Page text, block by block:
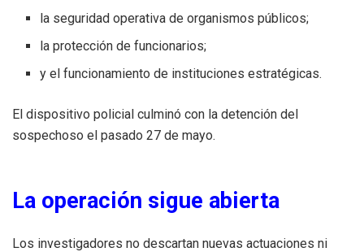
la seguridad operativa de organismos públicos;
la protección de funcionarios;
y el funcionamiento de instituciones estratégicas.
El dispositivo policial culminó con la detención del
sospechoso el pasado 27 de mayo.
La operación sigue abierta
Los investigadores no descartan nuevas actuaciones ni